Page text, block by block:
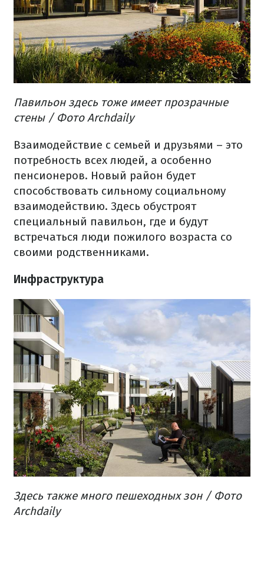
Павильон здесь тоже имеет прозрачные
стены / Фото Archdaily
Взаимодействие с семьей и друзьями – это
потребность всех людей, а особенно
пенсионеров. Новый район будет
способствовать сильному социальному
взаимодействию. Здесь обустроят
специальный павильон, где и будут
встречаться люди пожилого возраста со
своими родственниками.
Инфраструктура
Здесь также много пешеходных зон / Фото
Archdaily